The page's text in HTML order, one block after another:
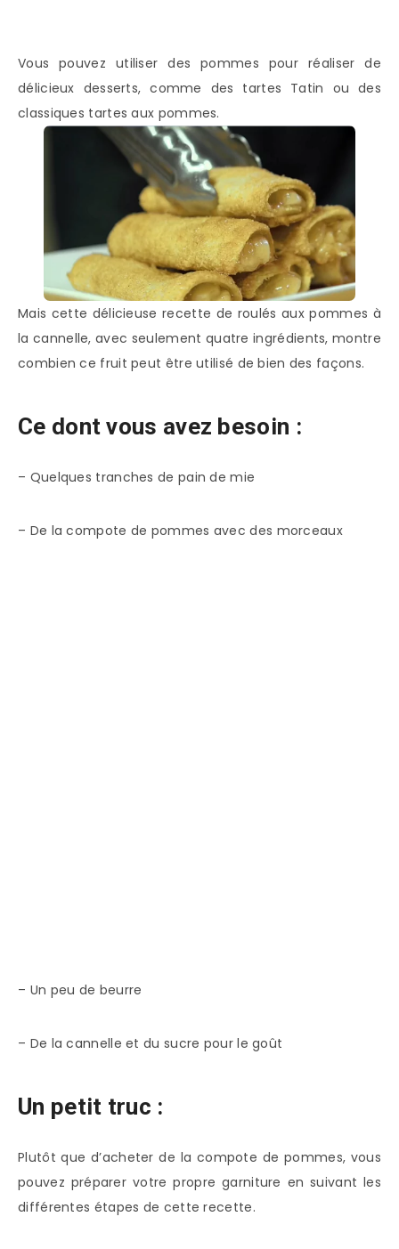
Vous pouvez utiliser des pommes pour réaliser de
délicieux desserts, comme des tartes Tatin ou des
classiques tartes aux pommes.
Mais cette délicieuse recette de roulés aux pommes à
la cannelle, avec seulement quatre ingrédients, montre
combien ce fruit peut être utilisé de bien des façons.
Ce dont vous avez besoin :
– Quelques tranches de pain de mie
– De la compote de pommes avec des morceaux
– Un peu de beurre
– De la cannelle et du sucre pour le goût
Un petit truc :
Plutôt que d’acheter de la compote de pommes, vous
pouvez préparer votre propre garniture en suivant les
différentes étapes de cette recette.